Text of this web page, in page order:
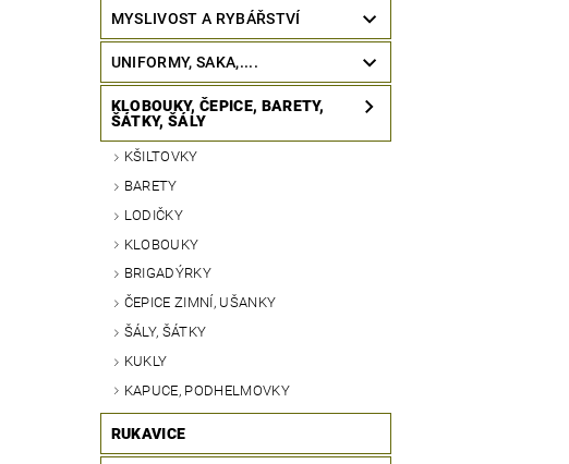
MYSLIVOST A RYBÁŘSTVÍ
UNIFORMY, SAKA,....
KLOBOUKY, ČEPICE, BARETY,
ŠÁTKY, ŠÁLY
KŠILTOVKY
BARETY
LODIČKY
KLOBOUKY
BRIGADÝRKY
ČEPICE ZIMNÍ, UŠANKY
ŠÁLY, ŠÁTKY
KUKLY
KAPUCE, PODHELMOVKY
RUKAVICE